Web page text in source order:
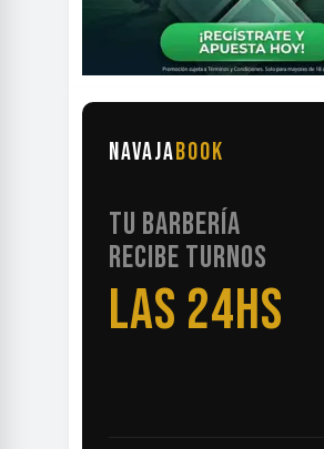
NAVAJABOOK
TU BARBERÍA
RECIBE TURNOS
LAS 24HS